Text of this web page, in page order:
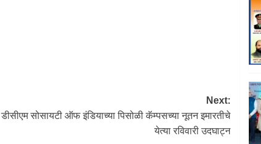
Next:
डीसीएम सोसायटी ऑफ इंडियाच्या पिसोळी कॅम्पसच्या नूतन इमारतीचे
येत्या रविवारी उदघाट्न